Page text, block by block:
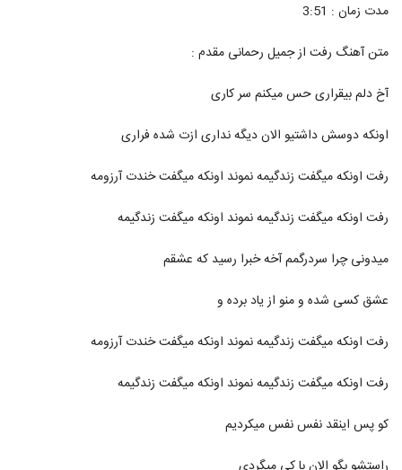
304
305
دانلود آهنگ جدید و زیبای دکتر امیر عصاری با
۵۶۲ بازدید
Sigen Tanhat Nemizaram
دانلود آهنگ من هنوز دوست دارم از مهدی
اسدی
308
۴۹۱ بازدید
دانلود آهنگ گیسو از محسن اهرابی
موزیک زیبای عکس دوتایی از اسماعیل ستوده
مدت زمان : 3:51
متن آهنگ رفت از جمیل رحمانی مقدم :
آخ دلم بیقراری حس میکنم سر کاری
اونکه دوسش داشتیو الان دیگه نداری ازت شده فراری
رفت اونکه میگفت زندگیمه نموند اونکه میگفت خندت آرزومه
رفت اونکه میگفت زندگیمه نموند اونکه میگفت زندگیمه
میدونی چرا سردرگمم آخه خبرا رسید که عشقم
عشق کسی شده و منو از یاد برده و
رفت اونکه میگفت زندگیمه نموند اونکه میگفت خندت آرزومه
رفت اونکه میگفت زندگیمه نموند اونکه میگفت زندگیمه
کو پس اینقد نفس نفس میکردیم